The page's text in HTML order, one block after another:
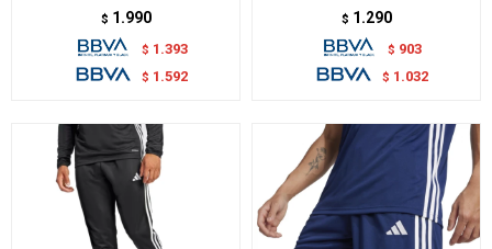
$ 1.990
$ 1.393
$ 1.592
$ 1.290
$ 903
$ 1.032